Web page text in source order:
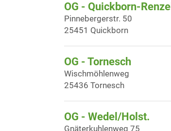
OG - Quickborn-Renzel
Pinnebergerstr. 50
25451 Quickborn
OG - Tornesch
Wischmöhlenweg
25436 Tornesch
OG - Wedel/Holst.
Gnäterkuhlenweg 75